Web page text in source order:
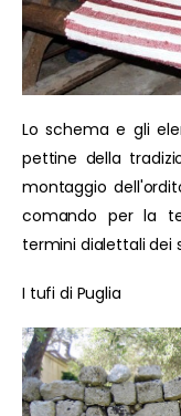
Lo schema e gli
pettine della
montaggio
comando per la
termini dialettali dei
I tufi di Puglia